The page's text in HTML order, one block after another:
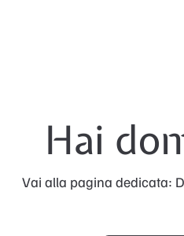
Hai
Vai alla pagina dedicata: